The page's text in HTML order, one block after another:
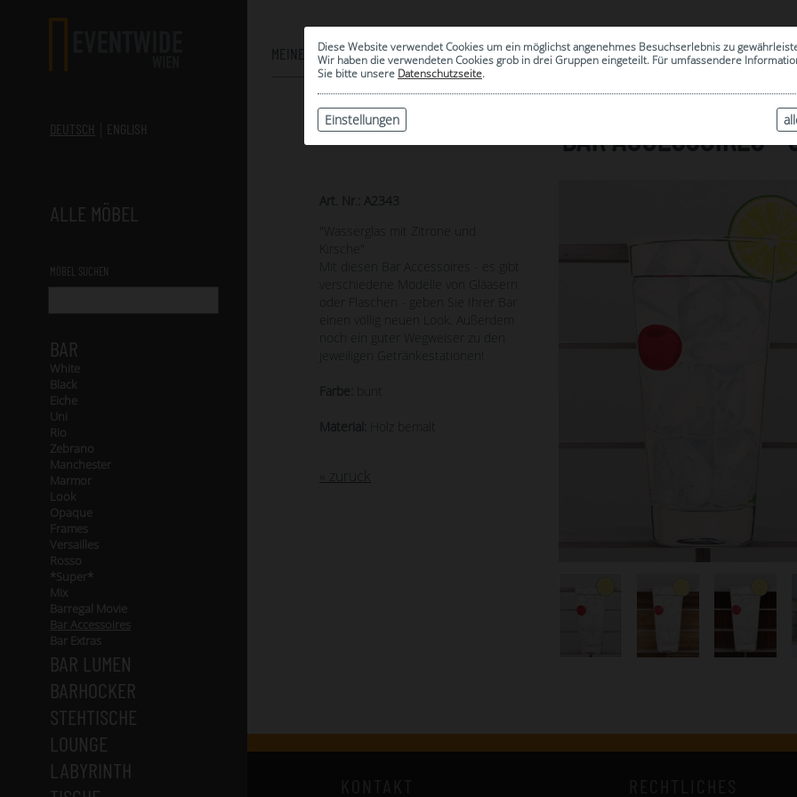
Diese Website verwendet Cookies um ein möglichst angenehmes Besuchserlebnis zu
Wir haben die verwendeten Cookies grob in drei Gruppen eingeteilt. Für umfassendere
Sie bitte unsere Datenschutzseite.
Einstellungen
DEUTSCH ENGLISH
ALLE MÖBEL
MÖBEL SUCHEN
BAR
White
Black
Eiche
Uni
Rio
Zebrano
Manchester
Marmor
Look
Opaque
Frames
Versailles
Rosso
*Super*
Mix
Barregal Movie
Bar Accessoires
Bar Extras
BAR LUMEN
BARHOCKER
STEHTISCHE
LOUNGE
LABYRINTH
MEINE AUSWAHL
0
| ARCHIV
BAR ACCESSOIRES -
Art. Nr.: A2343
"Wasserglas mit Zitrone und
Mit diesen Bar Accessoires - es gibt
verschiedene Modelle von Gläasern
oder Flaschen - geben Sie Ihrer Bar
einen völlig neuen Look. Außerdem
noch ein guter Wegweiser zu den
jeweiligen Getränkestationen!
Farbe: bunt
Material: Holz bemalt
« zurück